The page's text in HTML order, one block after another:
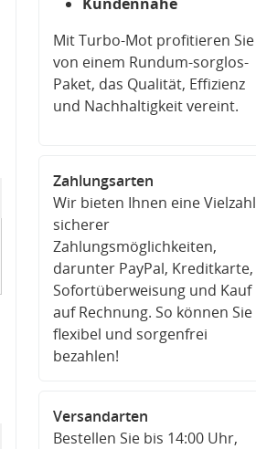
Mit Turbo-Mot profitieren Sie
von einem Rundum-sorglos-
Paket, das Qualität, Effizienz
und Nachhaltigkeit vereint.
Zahlungsarten
Wir bieten Ihnen eine Vielzahl
sicherer
Zahlungsmöglichkeiten,
darunter PayPal, Kreditkarte,
Sofortüberweisung und Kauf
auf Rechnung. So können Sie
flexibel und sorgenfrei
bezahlen!
Versandarten
Bestellen Sie bis 14:00 Uhr,